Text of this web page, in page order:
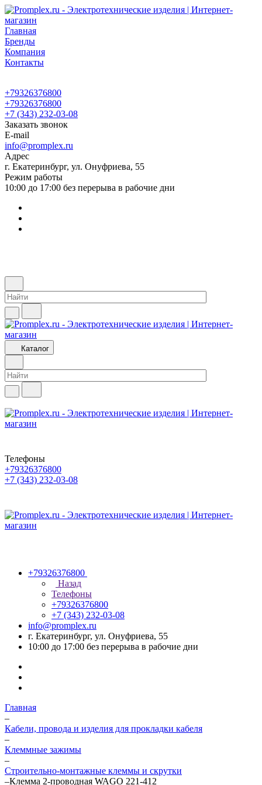
Главная
Бренды
Компания
Контакты
+79326376800
+79326376800
+7 (343) 232-03-08
Заказать звонок
E-mail
info@promplex.ru
Адрес
г. Екатеринбург, ул. Онуфриева, 55
Режим работы
10:00 до 17:00 без перерыва в рабочие дни
Каталог
Телефоны
+79326376800
+7 (343) 232-03-08
+79326376800
Назад
Телефоны
+79326376800
+7 (343) 232-03-08
info@promplex.ru
г. Екатеринбург, ул. Онуфриева, 55
10:00 до 17:00 без перерыва в рабочие дни
Главная
–
Кабели, провода и изделия для прокладки кабеля
–
Клеммные зажимы
–
Строительно-монтажные клеммы и скрутки
–Клемма 2-проводная WAGO 221-412